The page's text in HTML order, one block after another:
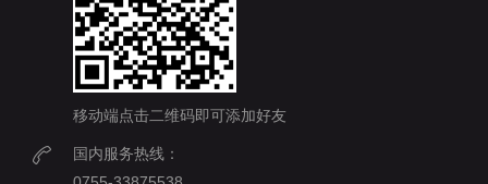
移动端点击二维码即可添加好友
国内服务热线：